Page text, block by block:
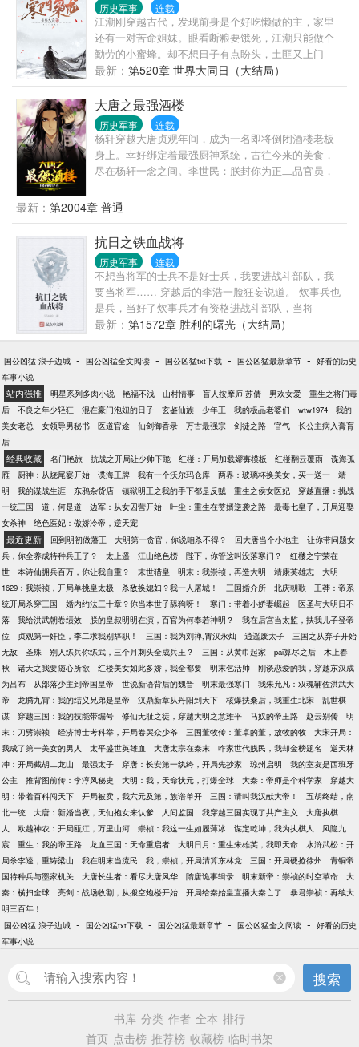
历史军事 连载
江潮刚穿越古代，发现前身是个好吃懒做的主，家里
还有一对苦命姐妹。眼看断粮要饿死，江潮只能做个
勤劳的小蜜蜂。却不想日子有点盼头，土匪又上门
了。都不想我活是吧？那我就先弄死你，我可是全能
特工，先弄几颗土雷轰你娘的。土雷不怕？枪怕不
怕？要不就搞几门炮炸你玩玩！没事，数理化哥全
能。你来再多，有的是办法对付你。朝为田舍郎，暮
登天子堂！从乡野到朝堂，江潮靠着领先这个时代千
年的知识，竟渐渐握住了这个强盛王朝的脉搏。
最新： 第520章 世界大同日（大结局）
大唐之最强酒楼
历史军事 连载
杨轩穿越大唐贞观年间，成为一名即将倒闭酒楼老板
身上。幸好绑定着最强厨神系统，古往今来的美食，
尽在杨轩一念之间。李世民：朕封你为正二品官员，
你给本公主做什锦豆腐，我给你搭桥拉线，让你做我
唐朝公主的乘龙快婿。程咬金：俺老程要吃长安烤
鸭！！！杨轩拍了拍大门：“都给我按照规矩来，全部
排队，别吵吵。”
最新： 第2004章 普通
抗日之铁血战将
历史军事 连载
不想当将军的士兵不是好士兵，我要进战斗部队，我
要当将军…… 穿越后的李浩一脸狂妄说道。 炊事兵也
是兵，当好了炊事兵才有资格进战斗部队，当将
军…… 团首长狠狠瞪了一眼李浩回答 。 从此以后，
李浩就开始了自己从炊事兵到将军的战斗生涯……
最新： 第1572章 胜利的曙光（大结局）
国公凶猛 浪子边城 - 国公凶猛全文阅读 - 国公凶猛txt下载 - 国公凶猛最新章节 - 好看的历史
军事小说
站内强推 明星系列多肉小说 艳福不浅 山村情事 盲人按摩师 苏倩 男欢女爱
重生之将门毒
后
不良之年少轻狂 混在豪门泡妞的日子 玄鉴仙族 少年王 我的极品老婆们 wtw1974
我的
美女老总
女领导男秘书 医道官途 仙剑御香录 万古最强宗 剑徒之路 官气
长公主病入膏肓
后
经典收藏 名门艳旅 抗战之开局让少帅下跪 红楼：开局加载嫪毐模板 红楼翻云覆雨
谍海孤
雁
厨神：从烧尾宴开始 谍海王牌 我有一个沃尔玛仓库 两界：玻璃杯换美女，买一送一
靖
明
我的谍战生涯 东鸦杂货店 镇狱明王之我的手下都是反贼 重生之侯女医妃
穿越直播：挑战
一统三国
道，何是道 边军：从女囚营开始 叶尘：重生在赘婿逆袭之路
最毒七皇子，开局迎娶
女杀神
绝色医妃：傲娇冷帝，逆天宠
最近更新 回到明初做藩王 大明第一贪官，你说咱杀不得？ 回大唐当个小地主
让你带问题女
兵，你全养成特种兵王了？
太上遥 江山绝色榜 陛下，你管这叫没落寒门？
红楼之宁荣在
世
本诗仙拥兵百万，你让我自重？ 末世猎皇 明末：我崇祯，再造大明 靖康英雄志
大明
1629：我崇祯，开局单挑皇太极
杀敌换媳妇？我一人屠城！ 三国婚介所 北庆朝歌
王莽：帝系
统开局杀穿三国
婚内约法三十章？你当本世子舔狗呀！ 寒门：带着小娇妻崛起
医圣与大明日不
落
我给洪武朝卷绩效 朕的皇叔明明在演，百官为何奉若神明？
我在后宫当太监，扶我儿子登帝
位
贞观第一奸臣，李二求我别辞职！ 三国：我为刘禅,霄汉永灿 逍遥废太子
三国之从弃子开始
无敌
圣殊 别人练兵你练武，三个月刺头全成兵王？ 三国：从黄巾起家 pai算尽之后
木上春
秋
诸天之我要随心所欲 红楼美女如此多娇，我全都要 明末乞活帅
刚谈恋爱的我，穿越东汉成
为吕布
从部落少主到帝国皇帝 世说新语背后的魏晋 明末最强寒门
我朱允凡：双魂辅佐洪武大
帝
龙腾九霄：我的结义兄弟是皇帝 汉鼎新章从丹阳到天下 核爆扶桑后，我重生北宋
乱世棋
谋
穿越三国：我的技能带编号 修仙无耻之徒，穿越大明之意难平 马奴的帝王路 赵云别传
明
末：刀劈崇祯
经济博士考科举，开局卷哭众少爷 三国董牧传：董卓的董，放牧的牧
大宋开局：
我成了第一美女的男人
太平盛世英雄血 大唐太宗在秦末 咋家世代贱民，我却金榜题名
逆天林
冲：开局截胡二龙山
最强太子 穿唐：长安第一纨绔，开局先抄家 琼州启明
我的室友是西班牙
公主
推背图前传：李淳风秘史 大明：我，天命状元，打爆全球 大秦：帝师是个科学家
穿越大
明：带着百科闯天下
开局被卖，我六元及第，族谱单开 三国：请叫我汉献大帝！
五胡终结，南
北一统
大唐：新婚当夜，天仙抱女来认爹 人间监国 我穿越三国实现了共产主义
大唐执棋
人
欧越神农：开局瓯江，万里山河 崇祯：我这一生如履薄冰 谋定乾坤，我为执棋人
凤隐九
宸
重生：我的帝王路 龙血三国：天命重启者 大明日月：重生朱雄英，我即天命
水浒武松：开
局杀李逵，重铸梁山
我在明末当流民 我，崇祯，开局清算东林党 三国：开局硬抢徐州
青铜帝
国特种兵与墨家机关
大唐长生者：看尽大唐风华 隋唐诡事辑录 明末新帝：崇祯的时空革命
大
秦：横扫全球
亮剑：战场收割，从搬空炮楼开始 开局给秦始皇直播大秦亡了
暴君崇祯：再续大
明三百年！
国公凶猛 浪子边城 - 国公凶猛txt下载 - 国公凶猛最新章节 - 国公凶猛全文阅读 - 好看的历史
军事小说
搜索
书库 分类 作者 全本 排行
首页 点击榜 推荐榜 收藏榜 临时书架